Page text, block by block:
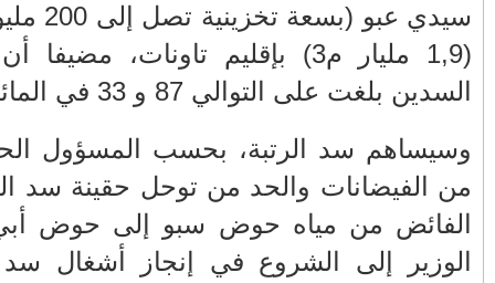
(بسعة تخزينية تصل إلى 200 مليون م3)، وسد الرتبة
إنجاز هذين
الحماية
تحويل
كما أشار
بإقليم
الأكثر قراءة
حمار أذكى من بعض البشر
صيف ساخن.. الهجرة العلنية تدق أبواب
أزمة إقليمية تهدد المغرب وأوروبا
عندما يصبح المواطن ضحية لعبة الصدمة...